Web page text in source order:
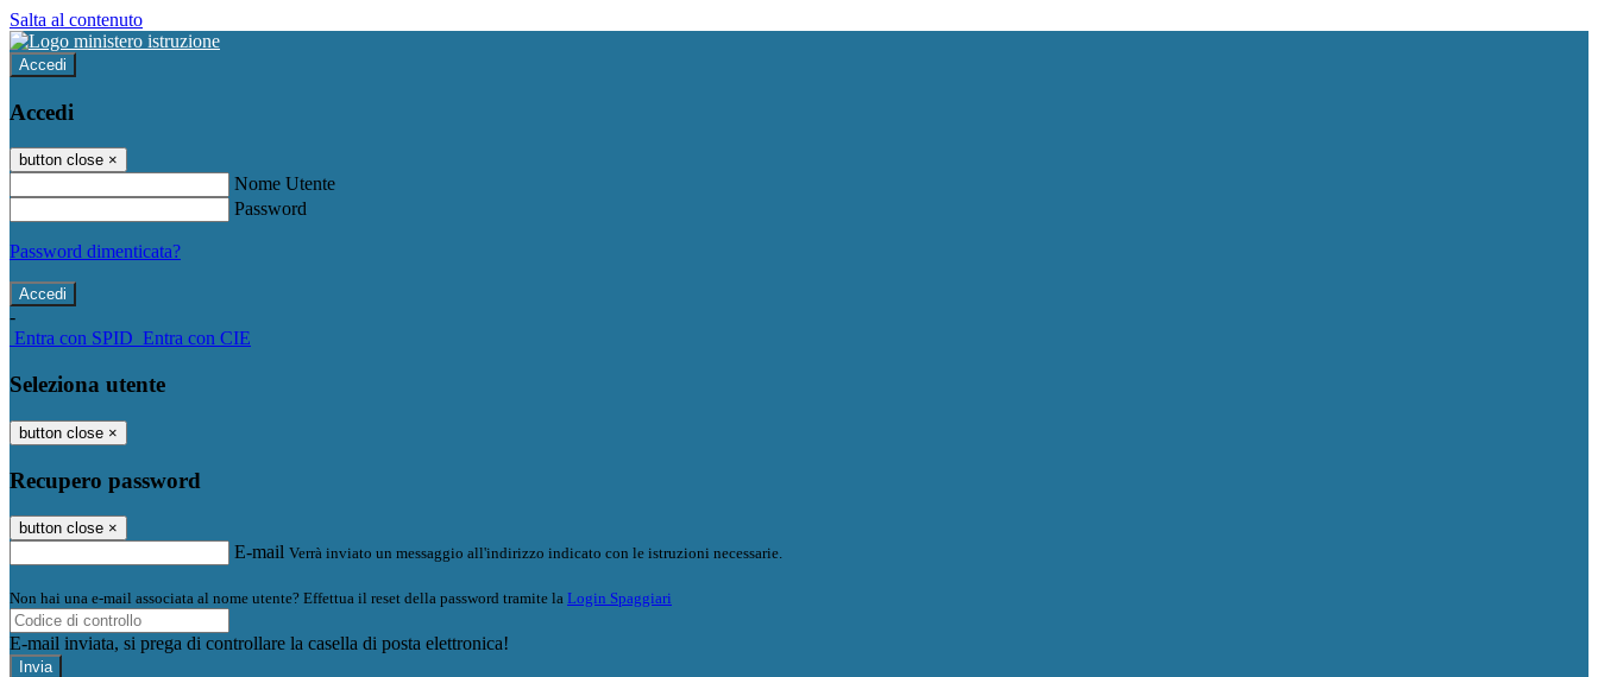
Salta al contenuto
Accedi
Accedi
button close ×
Nome Utente
Password
Password dimenticata?
-
Entra con SPID Entra con CIE
Seleziona utente
button close ×
Recupero password
button close ×
E-mail Verrà inviato un messaggio all'indirizzo indicato con le istruzioni necessarie.
Non hai una e-mail associata al nome utente? Effettua il reset della password tramite la Login Spaggiari
E-mail inviata, si prega di controllare la casella di posta elettronica!